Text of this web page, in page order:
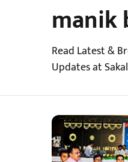
manik
Read Latest &
Updates at Sakal